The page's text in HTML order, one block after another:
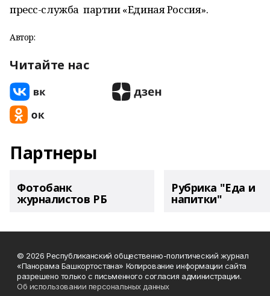
пресс-служба партии «Единая Россия».
Автор:
Читайте нас
Партнеры
Фотобанк
журналистов РБ
Рубрика "Еда и
напитки"
© 2026 Республиканский общественно-политический журнал
«Панорама Башкортостана» Копирование информации сайта
разрешено только с письменного согласия администрации.
Об использовании персональных данных